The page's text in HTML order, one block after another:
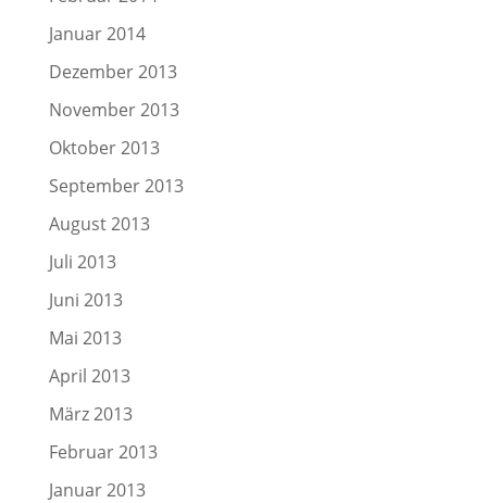
Januar 2014
Dezember 2013
November 2013
Oktober 2013
September 2013
August 2013
Juli 2013
Juni 2013
Mai 2013
April 2013
März 2013
Februar 2013
Januar 2013